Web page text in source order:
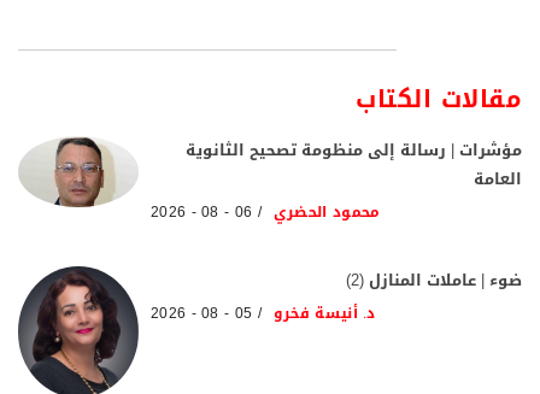
مقالات الكتاب
مؤشرات | رسالة إلى منظومة تصحيح الثانوية
العامة
محمود الحضري 06 - 08 - 2026
ضوء | عاملات المنازل (2)
د. أنيسة فخرو 05 - 08 - 2026